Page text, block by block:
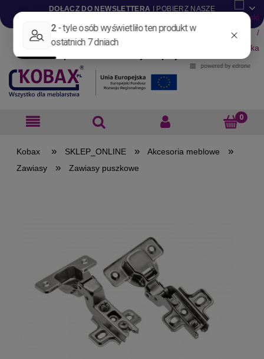
DOŁĄCZ DO NEWSLETTERA I POBIERZ NASZE
Aktualności Nowości
Blog
Pliki do pobrania
» SKLEP_ONLINE » Akcesoria meblowe »
Zawiasy » Zawiasy puszkowe